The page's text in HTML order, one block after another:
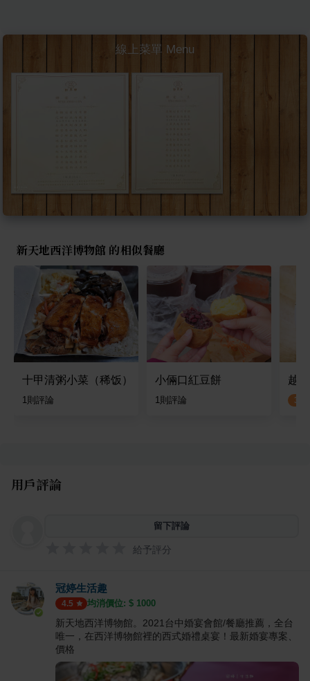
線上菜單 Menu
新天地西洋博物館 的相似餐廳
十甲清粥小菜（稀饭）
1則評論
小倆口紅豆餅
1則評論
越
3.2
用戶評論
留下評論
給予評分
冠婷生活趣
4.5 均消價位: $ 1000
新天地西洋博物館。2021台中婚宴會館/餐廳推薦，全台
唯一，在西洋博物館裡的西式婚禮桌宴！最新婚宴專案、
價格